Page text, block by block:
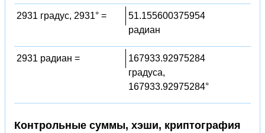
2931 градус, 2931° =
51.155600375954
радиан
2931 радиан =
167933.92975284
градуса,
167933.92975284°
Контрольные суммы, хэши, криптография